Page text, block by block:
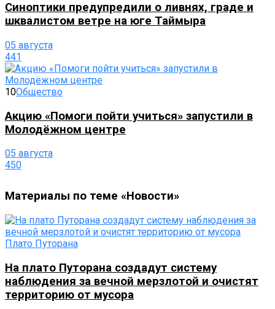
Синоптики предупредили о ливнях, граде и
шквалистом ветре на юге Таймыра
05 августа
441
10Общество
Акцию «Помоги пойти учиться» запустили в
Молодёжном центре
05 августа
450
Материалы по теме «Новости»
Плато Путорана
На плато Путорана создадут систему
наблюдения за вечной мерзлотой и очистят
территорию от мусора